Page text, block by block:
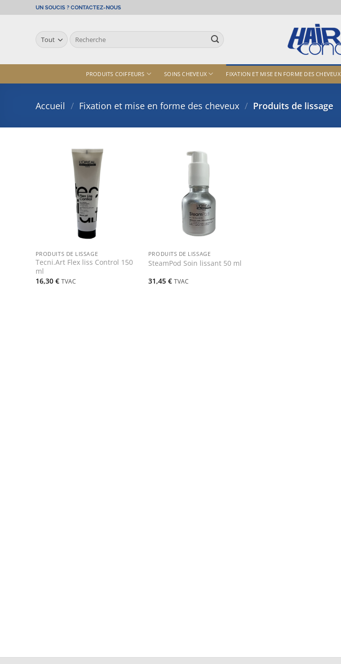
au
UN SOUCIS ? CONTACTEZ-NOUS
Recherche
pour :
PRODUITS COIFFEURS SOINS CHEVEUX FIXATION ET MISE EN FORME DES CHEVEUX
Accueil / Fixation et mise en forme des cheveux / Produits de lissage
PRODUITS DE LISSAGE
Tecni.Art Flex liss Control 150
ml
16,30 € TVAC
PRODUITS DE LISSAGE
SteamPod Soin lissant 50 ml
31,45 € TVAC